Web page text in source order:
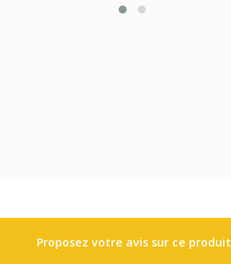
Proposez votre avis sur ce produit